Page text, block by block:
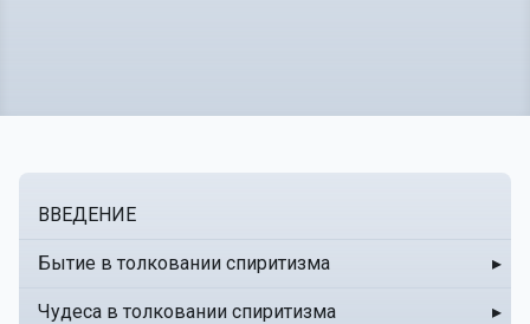
ВВЕДЕНИЕ
Бытие в толковании спиритизма ▸
Чудеса в толковании спиритизма ▸